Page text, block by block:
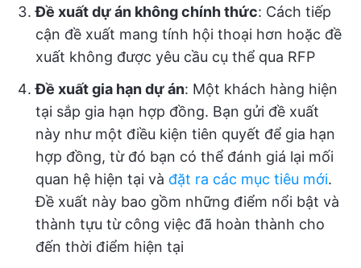
Đề xuất dự án không chính thức: Cách tiếp
cận đề xuất mang tính hội thoại hơn hoặc đề
xuất không được yêu cầu cụ thể qua RFP
Đề xuất gia hạn dự án: Một khách hàng hiện
tại sắp gia hạn hợp đồng. Bạn gửi đề xuất
này như một điều kiện tiên quyết để gia hạn
hợp đồng, từ đó bạn có thể đánh giá lại mối
quan hệ hiện tại và đặt ra các mục tiêu mới.
Đề xuất này bao gồm những điểm nổi bật và
thành tựu từ công việc đã hoàn thành cho
đến thời điểm hiện tại